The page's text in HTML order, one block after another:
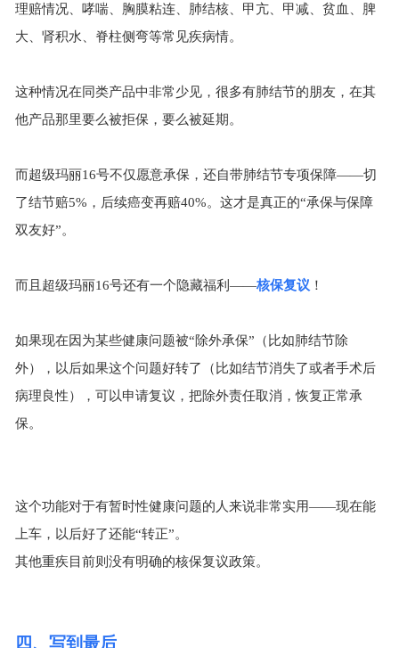
理赔情况、 哮喘、胸膜粘连、肺结核、甲亢、甲减、贫血、脾
大、肾积水、脊柱侧弯等常见疾病情。
这种情况在同类产品中非常少见，很多有肺结节的朋友，在其
他产品那里要么被拒保，要么被延期。
而超级玛丽16号不仅愿意承保，还自带肺结节专项保障——切
了结节赔5% ，后续癌变再赔40%。这才是真正的“承保与保障
双友好”。
而且超级玛丽16号还有一个隐藏福利——核保复议 ！
如果现在因为某些健康问题被“除外承保”（比如肺结节除
外），以后如果这个问题好转了（比如结节消失了或者手术后
病理良性），可以申请复议，把除外责任取消，恢复正常承
保。
这个功能对于有暂时性健康问题的人来说非常实用——现在能
上车，以后好了还能“转正”。
其他重疾目前则没有明确的核保复议政策。
四、写到最后